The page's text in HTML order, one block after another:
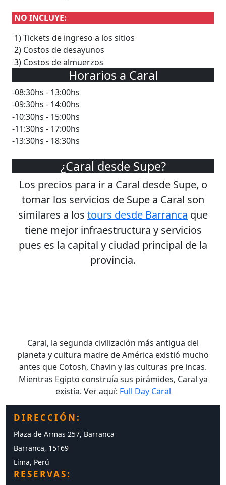
NO INCLUYE:
1) Tickets de ingreso a los sitios
2) Costos de desayunos
3) Costos de almuerzos
Horarios a Caral
-08:30hs - 13:00hs
-09:30hs - 14:00hs
-10:30hs - 15:00hs
-11:30hs - 17:00hs
-13:30hs - 18:30hs
¿Caral desde Supe?
Los precios para ir a Caral desde Supe, o
tomar los servicios de Supe a Caral son
similares a los tours desde Barranca que
tiene mejor infraestructura y servicios
pues es la capital y ciudad principal de la
provincia.
Caral, la segunda civilización más antigua del
planeta y cultura madre de América existió mucho
antes que Cotosh, Chavin y las culturas pre incas.
Mientras Egipto construía sus pirámides, Caral ya
existía. Ver aquí: Full Day Caral
DIRECCIÓN:
Plaza de Armas 257, Barranca
Barranca, 15169
Lima, Perú
RESERVAS: